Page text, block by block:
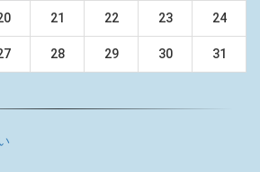
21 22 23 24
28 29 30 31